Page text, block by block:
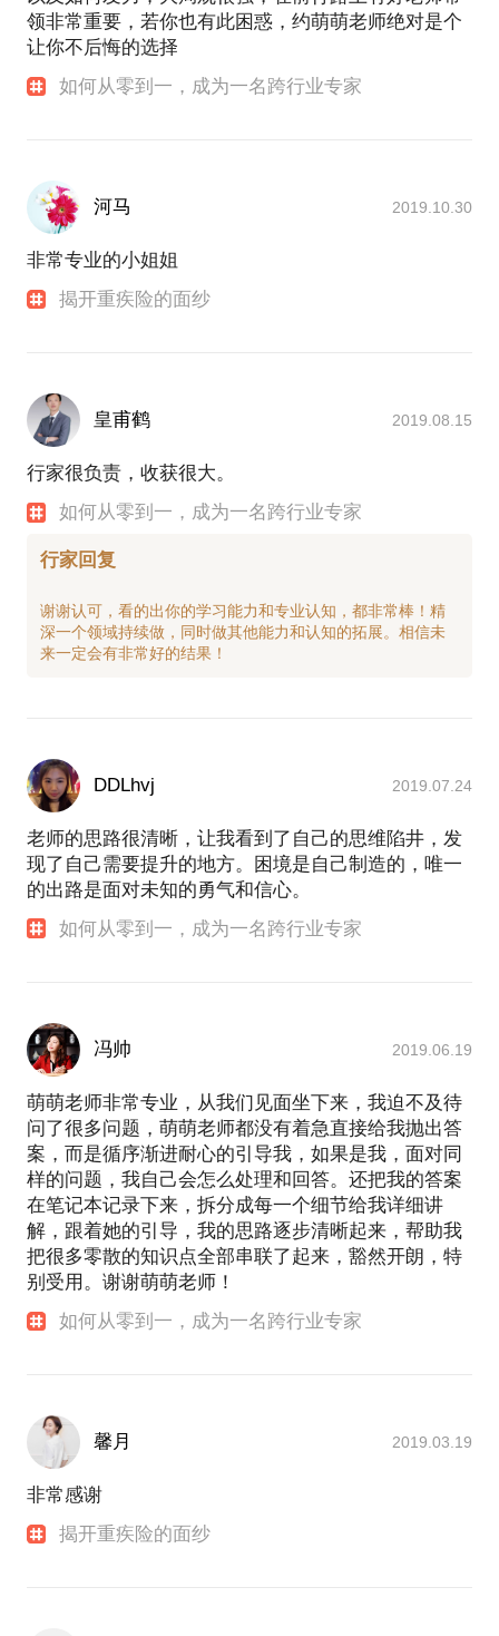
领非常重要，若你也有此困惑，约萌萌老师绝对是个
让你不后悔的选择
如何从零到一，成为一名跨行业专家
河马 2019.10.30
非常专业的小姐姐
揭开重疾险的面纱
皇甫鹤 2019.08.15
行家很负责，收获很大。
如何从零到一，成为一名跨行业专家
行家回复
谢谢认可，看的出你的学习能力和专业认知，都非常棒！精
深一个领域持续做，同时做其他能力和认知的拓展。相信未
DDLhvj 2019.07.24
老师的思路很清晰，让我看到了自己的思维陷井，发
现了自己需要提升的地方。困境是自己制造的，唯一
的出路是面对未知的勇气和信心。
如何从零到一，成为一名跨行业专家
冯帅 2019.06.19
萌萌老师非常专业，从我们见面坐下来，我迫不及待
问了很多问题，萌萌老师都没有着急直接给我抛出答
案，而是循序渐进耐心的引导我，如果是我，面对同
样的问题，我自己会怎么处理和回答。还把我的答案
在笔记本记录下来，拆分成每一个细节给我详细讲
解，跟着她的引导，我的思路逐步清晰起来，帮助我
把很多零散的知识点全部串联了起来，豁然开朗，特
别受用。谢谢萌萌老师！
如何从零到一，成为一名跨行业专家
馨月 2019.03.19
非常感谢
揭开重疾险的面纱